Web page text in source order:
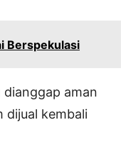
Berspekulasi
aman
dijual kembali